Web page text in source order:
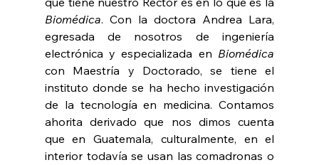
Biomédica. Con la doctora Andrea Lara,
egresada de nosotros de ingeniería
electrónica y especializada en Biomédica
con Maestría y Doctorado, se tiene el
instituto donde se ha hecho investigación
de la tecnología en medicina. Contamos
ahorita derivado que nos dimos cuenta
que en Guatemala, culturalmente, en el
interior todavía se usan las comadronas o